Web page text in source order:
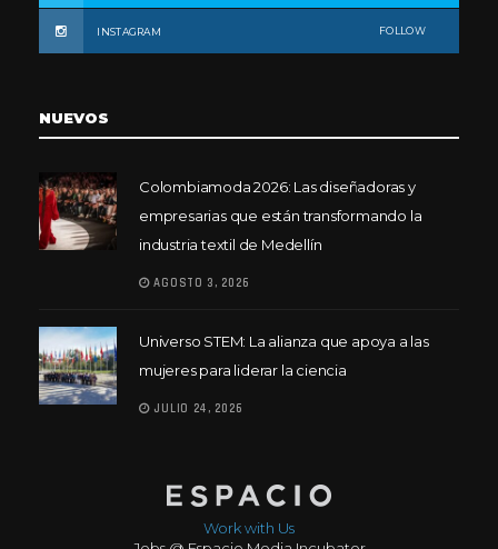
INSTAGRAM FOLLOW
NUEVOS
Colombiamoda 2026: Las diseñadoras y
empresarias que están transformando la
industria textil de Medellín
AGOSTO 3, 2026
Universo STEM: La alianza que apoya a las
mujeres para liderar la ciencia
JULIO 24, 2026
Work with Us